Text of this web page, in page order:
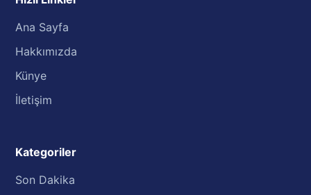
Ana Sayfa
Hakkımızda
Künye
İletişim
Kategoriler
Son Dakika